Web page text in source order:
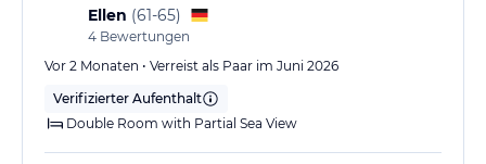
Dresscode: Zum Abendessen wird um angemessene Kleidung
gebeten und für Herren lange Hosen.
Hauptrestaurant (Buffet)
Spanisches Restaurant (à la carte)
Ellen (61-65)
4 Bewertungen
Vor 2 Monaten • Verreist als Paar im Juni 2026
Verifizierter Aufenthalt
Double Room with Partial Sea View